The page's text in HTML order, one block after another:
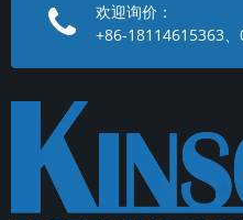
欢迎询价：
+86-18114615363